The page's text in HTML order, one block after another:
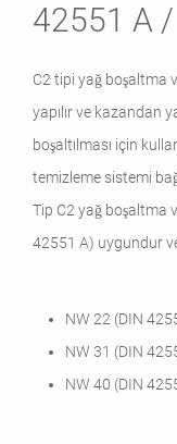
42551 A
C2 tipi yağ boşaltma
yapılır ve kazandan
boşaltılması için
temizleme sistemi
Tip C2 yağ boşaltma
42551 A) uygundur
NW 22 (DIN
NW 31 (DIN
NW 40 (DIN